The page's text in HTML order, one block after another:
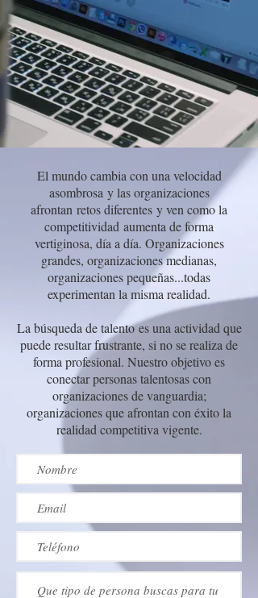
El mundo cambia con una velocidad
asombrosa y las organizaciones
afrontan retos diferentes y ven como la
competitividad aumenta de forma
vertiginosa, día a día. Organizaciones
grandes, organizaciones medianas,
organizaciones pequeñas...todas
experimentan la misma realidad.
La búsqueda de talento es una actividad que
puede resultar frustrante, si no se realiza de
forma profesional. Nuestro objetivo es
conectar personas talentosas con
organizaciones de vanguardia;
organizaciones que afrontan con éxito la
realidad competitiva vigente.